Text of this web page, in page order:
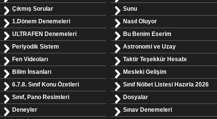
Çıkmış Sorular
1.Dönem Denemeleri
ULTRAFEN Denemeleri
Periyodik Sistem
Fen Videoları
Bilim İnsanları
6.7.8. Sınıf Konu Özetleri
Sınıf, Pano Resimleri
Deneyler
Sunu
Nasıl Oluyor
Bu Benim Eserim
Astronomi ve Uzay
Taktir Teşekkür Hesabı
Mesleki Gelişim
Sınıf Nöbet Listesi Hazırla 2026
Dosyalar
Sınav Denemeleri